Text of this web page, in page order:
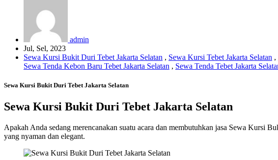
admin
Jul, Sel, 2023
Sewa Kursi Bukit Duri Tebet Jakarta Selatan , Sewa Kursi Tebet Jakarta Selatan ,
Sewa Tenda Kebon Baru Tebet Jakarta Selatan , Sewa Tenda Tebet Jakarta
Sewa Kursi Bukit Duri Tebet Jakarta Selatan
Sewa Kursi Bukit Duri Tebet Jakarta Selatan
Apakah Anda sedang merencanakan suatu acara dan membutuhkan jasa Sewa Kursi
yang nyaman dan elegant.